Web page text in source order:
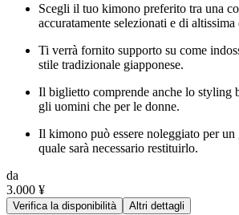
Scegli il tuo kimono preferito tra una
accuratamente selezionati e di altissima
Ti verrà fornito supporto su come
stile tradizionale giapponese.
Il biglietto comprende anche lo styling
gli uomini che per le donne.
Il kimono può essere noleggiato per
quale sarà necessario restituirlo.
da
3.000 ¥
Verifica la disponibilità Altri dettagli